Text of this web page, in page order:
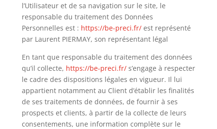
l’Utilisateur et de sa navigation sur le site, le
responsable du traitement des Données
Personnelles est : https://be-preci.fr/est représenté
par Laurent PIERMAY, son représentant légal
En tant que responsable du traitement des données
qu’il collecte, https://be-preci.fr/s’engage à respecter
le cadre des dispositions légales en vigueur. Il lui
appartient notamment au Client d’établir les finalités
de ses traitements de données, de fournir à ses
prospects et clients, à partir de la collecte de leurs
consentements, une information complète sur le